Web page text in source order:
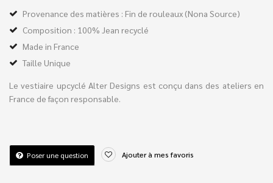
Provenance des matières : Fin de rouleaux (Nona Source)
Composition : 100% Jean recyclé
Made in France
Taille Unique
Le vestiaire upcyclé Alter Designs est conçu dans des ateliers en
France de façon responsable.
Poser une question Ajouter à mes favoris